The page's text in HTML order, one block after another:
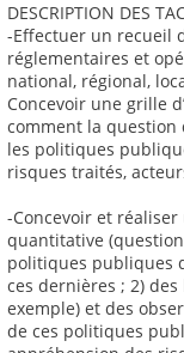
DESCRIPTION DES
-Effectuer un recueil
réglementaires et
national, régional,
Concevoir une grille
comment la question
les politiques
risques traités,
-Concevoir et
quantitative
politiques publiques
ces dernières ; 2)
exemple) et des
de ces politiques